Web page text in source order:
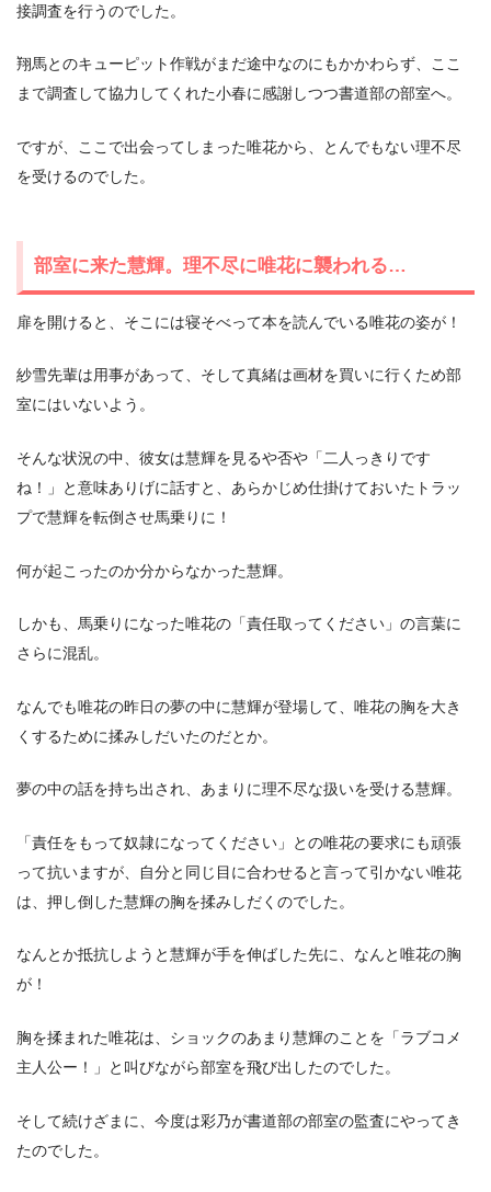
接調査を行うのでした。
翔馬とのキューピット作戦がまだ途中なのにもかかわらず、ここ
まで調査して協力してくれた小春に感謝しつつ書道部の部室へ。
ですが、ここで出会ってしまった唯花から、とんでもない理不尽
を受けるのでした。
部室に来た慧輝。理不尽に唯花に襲われる…
扉を開けると、そこには寝そべって本を読んでいる唯花の姿が！
紗雪先輩は用事があって、そして真緒は画材を買いに行くため部
室にはいないよう。
そんな状況の中、彼女は慧輝を見るや否や「二人っきりです
ね！」と意味ありげに話すと、あらかじめ仕掛けておいたトラッ
プで慧輝を転倒させ馬乗りに！
何が起こったのか分からなかった慧輝。
しかも、馬乗りになった唯花の「責任取ってください」の言葉に
さらに混乱。
なんでも唯花の昨日の夢の中に慧輝が登場して、唯花の胸を大き
くするために揉みしだいたのだとか。
夢の中の話を持ち出され、あまりに理不尽な扱いを受ける慧輝。
「責任をもって奴隷になってください」との唯花の要求にも頑張
って抗いますが、自分と同じ目に合わせると言って引かない唯花
は、押し倒した慧輝の胸を揉みしだくのでした。
なんとか抵抗しようと慧輝が手を伸ばした先に、なんと唯花の胸
が！
胸を揉まれた唯花は、ショックのあまり慧輝のことを「ラブコメ
主人公ー！」と叫びながら部室を飛び出したのでした。
そして続けざまに、今度は彩乃が書道部の部室の監査にやってき
たのでした。